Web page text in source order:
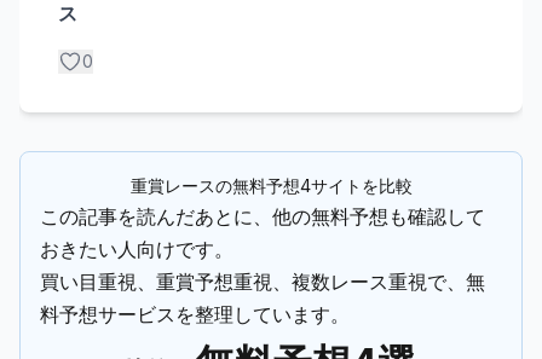
ス
0
重賞レースの無料予想4サイトを比較
この記事を読んだあとに、他の無料予想も確認して
おきたい人向けです。
買い目重視、重賞予想重視、複数レース重視で、無
料予想サービスを整理しています。